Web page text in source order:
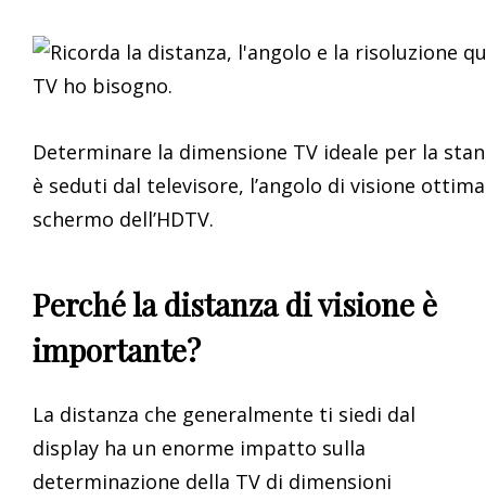
Determinare la dimensione TV ideale per la
è seduti dal televisore, l’angolo di visione
schermo dell’HDTV.
Perché la distanza di visione è
importante?
La distanza che generalmente ti siedi dal
display ha un enorme impatto sulla
determinazione della TV di dimensioni